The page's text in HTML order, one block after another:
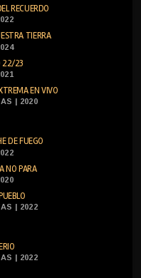
RECUERDO
TIERRA
22/23
EN VIVO
| 2020
DE FUEGO
NO PARA
| 2022
| 2022